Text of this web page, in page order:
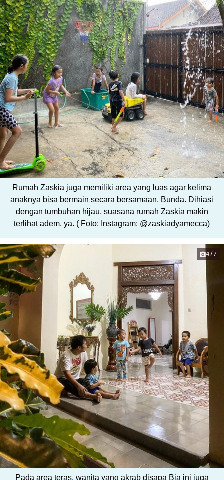
Rumah Zaskia juga memiliki area yang luas agar kelima
anaknya bisa bermain secara bersamaan, Bunda. Dihiasi
dengan tumbuhan hijau, suasana rumah Zaskia makin
terlihat adem, ya. ( Foto: Instagram: @zaskiadyamecca)
4/7
Pada area teras, wanita yang akrab disapa Bia ini juga